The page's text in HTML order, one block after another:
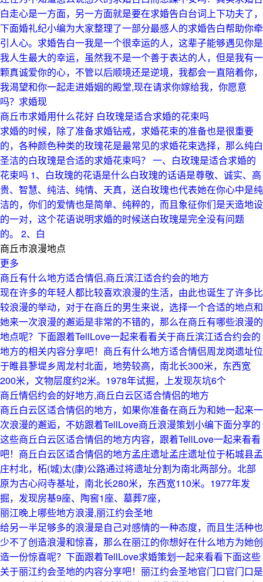
白走心是一方面，另一方面就是要在求婚告白台词上下功夫了，
下面婚礼纪小编为大家整理了一部分最感人的求婚告白帮助你牵
引人心。求婚告白一我是一个很幸运的人，这辈子能够遇见你是
我人生最大的幸运，虽然我不是一个善于表达的人，但是我有一
颗真诚爱你的心，不管以后顺境还是逆境，我都会一直陪着你，
我渴望和你一起走进婚姻的殿堂,现在请求你嫁给我，你愿意
吗？求婚现
商丘市求婚用什么花好 白玫瑰是适合求婚的花束吗
求婚的时候，除了准备求婚钻戒，求婚花束的准备也是很重要
的，各种颜色种类的玫瑰花是最常见的求婚花束选择，那么纯白
圣洁的白玫瑰是合适的求婚花束吗？ 一、白玫瑰是适合求婚的
花束吗 1、白玫瑰的花语是什么白玫瑰的话语是尊敬、诚实、高
贵、智慧、纯洁、纯情、天真，送白玫瑰也代表她在你心中是纯
洁的，你们的爱情也是简单、纯粹的，而且象征你们是天造地设
的一对，这个花语说明求婚的时候送白玫瑰是完全没有问题
的。 2、白
商丘市浪漫地点
更多
商丘有什么地方适合情侣,商丘滨江适合约会的地方
现在许多的年轻人都比较喜欢浪漫的生活，由此也诞生了许多比
较浪漫的举动，对于在商丘的男生来说，选择一个合适的地点和
她来一次浪漫的邂逅是非常的不错的，那么在商丘有哪些浪漫的
地点呢？下面跟着TellLove一起来看看关于商丘滨江适合约会的
地方的相关内容分享吧！商丘有什么地方适合情侣周龙岗遗址位
于睢县蓼堤乡周龙村北面，地势较高，南北长300米，东西宽
200米，文物层度约2米。1978年试掘，上发现灰坑6个
商丘情侣约会的好地方,商丘白云区适合情侣的地方
商丘白云区适合情侣的地方，如果你准备在商丘为和她一起来一
次浪漫的邂逅，不妨跟着TellLove商丘浪漫策划小编下面分享的
这些商丘白云区适合情侣的地方内容，跟着TellLove一起来看看
吧！商丘白云区适合情侣的地方孟庄遗址孟庄遗址位于柘城县孟
庄村北，柘(城)太(康)公路通过将遗址分割为南北两部分。北部
原为古心闷寺基址，南北长280米，东西宽110米。1977年发
掘，发现房基9座、陶窖1座、墓葬7座，
丽江晚上哪些地方浪漫,丽江约会圣地
给另一半足够多的浪漫是自己对感情的一种态度，而且生活种也
少不了创造浪漫和惊喜，那么在丽江的你想好在什么地方为她创
造一份惊喜呢？下面跟着TellLove求婚策划一起来看看下面这些
关于丽江约会圣地的内容分享吧！丽江约会圣地官门口官门口是